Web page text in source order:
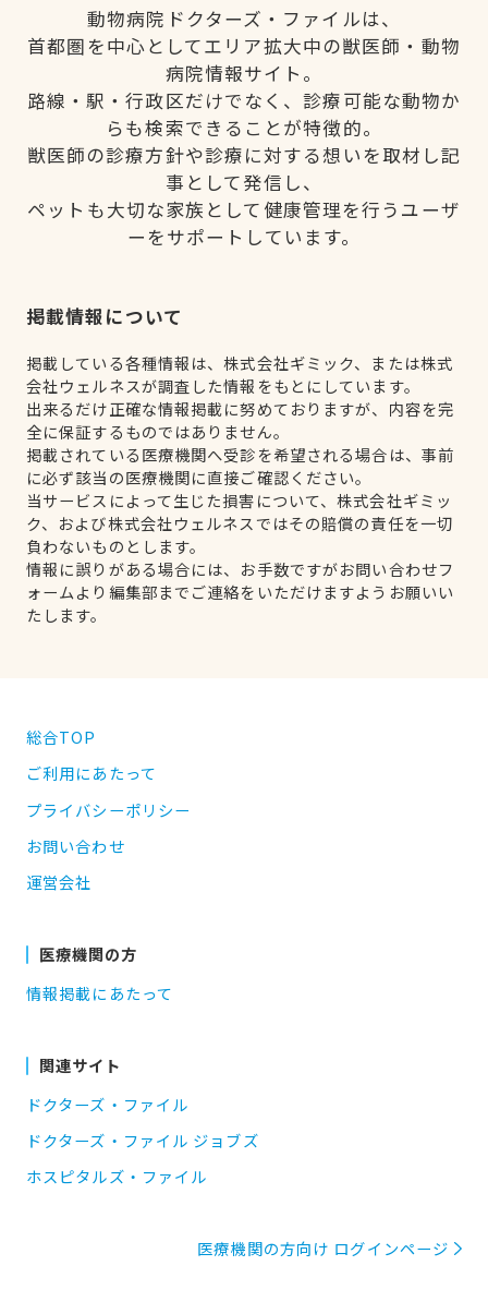
動物病院ドクターズ・ファイルは、
首都圏を中心としてエリア拡大中の獣医師・動物
病院情報サイト。
路線・駅・行政区だけでなく、診療可能な動物か
らも検索できることが特徴的。
獣医師の診療方針や診療に対する想いを取材し記
事として発信し、
ペットも大切な家族として健康管理を行うユーザ
ーをサポートしています。
掲載情報について
掲載している各種情報は、株式会社ギミック、または株式
会社ウェルネスが調査した情報をもとにしています。
出来るだけ正確な情報掲載に努めておりますが、内容を完
全に保証するものではありません。
掲載されている医療機関へ受診を希望される場合は、事前
に必ず該当の医療機関に直接ご確認ください。
当サービスによって生じた損害について、株式会社ギミッ
ク、および株式会社ウェルネスではその賠償の責任を一切
負わないものとします。
情報に誤りがある場合には、お手数ですがお問い合わせフ
ォームより編集部までご連絡をいただけますようお願いい
たします。
総合TOP
ご利用にあたって
プライバシーポリシー
お問い合わせ
運営会社
医療機関の方
情報掲載にあたって
関連サイト
ドクターズ・ファイル
ドクターズ・ファイル ジョブズ
ホスピタルズ・ファイル
医療機関の方向け ログインページ